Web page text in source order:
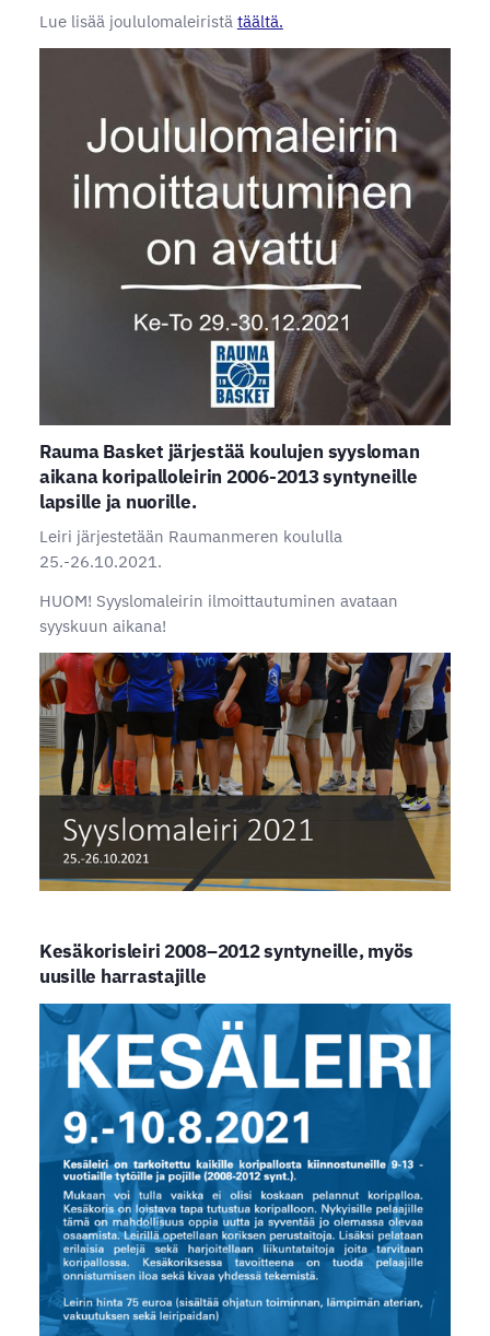
Lue lisää joululomaleiristä täältä.
Rauma Basket järjestää koulujen syysloman
aikana koripalloleirin 2006-2013 syntyneille
lapsille ja nuorille.
Leiri järjestetään Raumanmeren koululla
25.-26.10.2021.
HUOM! Syyslomaleirin ilmoittautuminen avataan
syyskuun aikana!
Kesäkorisleiri 2008–2012 syntyneille, myös
uusille harrastajille